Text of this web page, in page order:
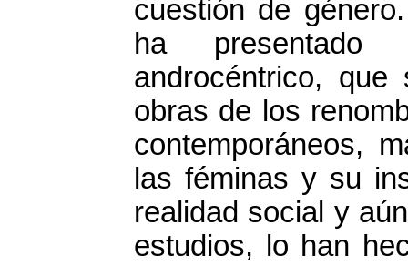
cuestión de
ha presentado
androcéntrico,
obras de los
contemporáneos,
las féminas y su
realidad social y
estudios, lo han